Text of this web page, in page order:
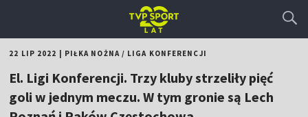
22 LIP 2022 PIŁKA NOŻNA/ LIGA KONFERENCJI
El. Ligi Konferencji. Trzy kluby strzeliły pięć
goli w jednym meczu. W tym gronie są Lech